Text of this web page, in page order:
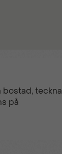
bostad, teckna
på